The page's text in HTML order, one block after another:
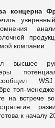
концерна
компании.
высшее
топ-
на встрече
к началу